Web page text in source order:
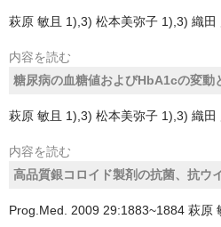
萩原 敏且 1),3) 松本美弥子 1),3) 織
内容を読む
糖尿病の血糖値およびHbA1cの変動
萩原 敏且 1),3) 松本美弥子 1),3) 織
内容を読む
高品質銀コロイド製剤の抗菌、抗ウ
Prog.Med. 2009 29:1883~1884 萩原